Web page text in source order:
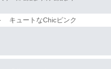
キュートなChicピンク